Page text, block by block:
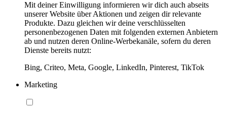
Mit deiner Einwilligung informieren wir dich auch abseits
unserer Website über Aktionen und zeigen dir relevante
Produkte. Dazu gleichen wir deine verschlüsselten
personenbezogenen Daten mit folgenden externen Anbietern
ab und nutzen deren Online-Werbekanäle, sofern du deren
Dienste bereits nutzt:
Bing, Criteo, Meta, Google, LinkedIn, Pinterest, TikTok
Marketing